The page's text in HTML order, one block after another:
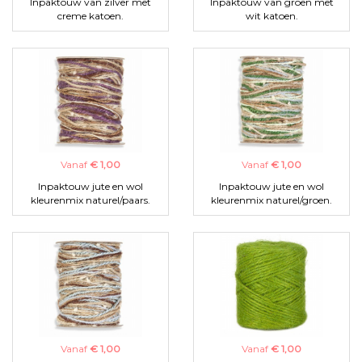
creme katoen.
wit katoen.
Vanaf € 1,00
Inpaktouw jute en wol
kleurenmix naturel/paars.
Vanaf € 1,00
Inpaktouw jute en wol
kleurenmix naturel/groen.
Vanaf € 1,00 Vanaf € 1,00